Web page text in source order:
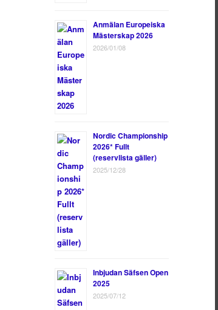
Anmälan Europeiska
Mästerskap 2026
2026/01/08
Nordic Championship
2026* Fullt
(reservlista gäller)
2025/12/28
Inbjudan Säfsen Open
2025
2025/07/12